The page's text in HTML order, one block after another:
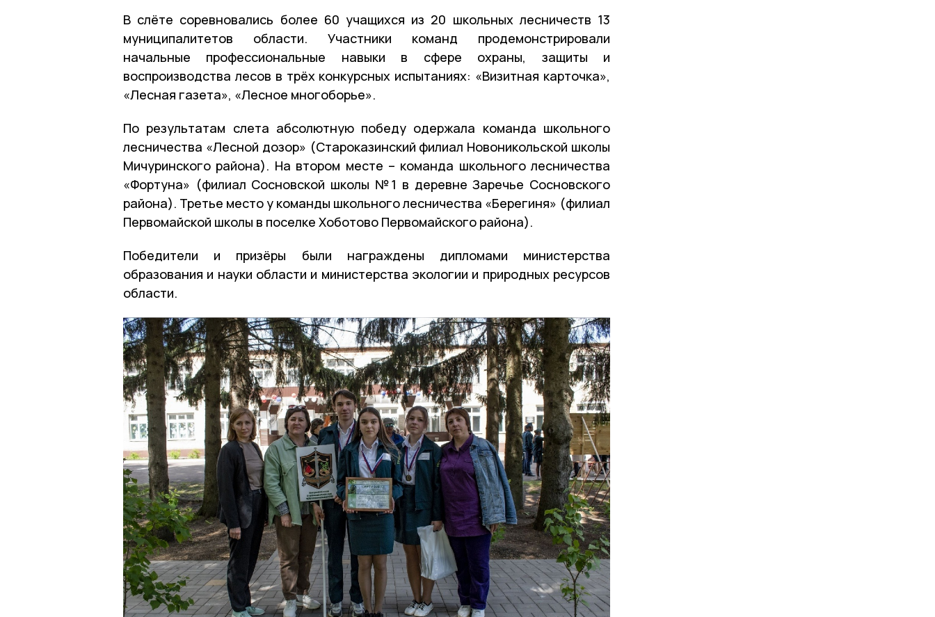
В слёте соревновались более 60 учащихся из 20 школьных лесничеств 13
муниципалитетов области. Участники команд продемонстрировали
начальные профессиональные навыки в сфере охраны, защиты и
воспроизводства лесов в трёх конкурсных испытаниях: «Визитная карточка»,
«Лесная газета», «Лесное многоборье».
По результатам слета абсолютную победу одержала команда школьного
лесничества «Лесной дозор» (Староказинский филиал Новоникольской школы
Мичуринского района). На втором месте – команда школьного лесничества
«Фортуна» (филиал Сосновской школы №1 в деревне Заречье Сосновского
района). Третье место у команды школьного лесничества «Берегиня» (филиал
Первомайской школы в поселке Хоботово Первомайского района).
Победители и призёры были награждены дипломами министерства
образования и науки области и министерства экологии и природных ресурсов
области.